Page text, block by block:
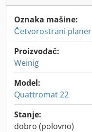
Oznaka mašine:
Četvorostrani planer
Proizvođač:
Weinig
Model:
Quattromat 22
Stanje:
dobro (polovno)